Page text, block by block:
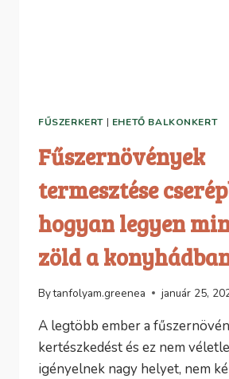
FŰSZERKERT| EHETŐ BALKONKERT
Fűszernövények
termesztése
hogyan legyen
zöld a
Bytanfolyam.greenea január 25,
A legtöbb ember a
kertészkedést és ez nem
igényelnek nagy helyet, nem